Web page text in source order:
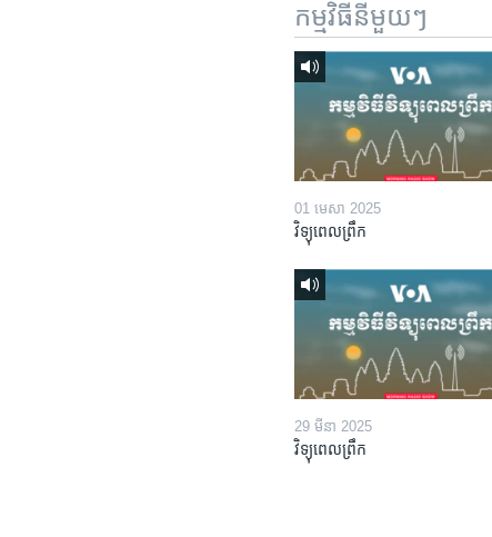
កម្មវិធី​នីមួយៗ
01 មេសា 2025
វិទ្យុពេលព្រឹក
29 មីនា 2025
វិទ្យុពេលព្រឹក